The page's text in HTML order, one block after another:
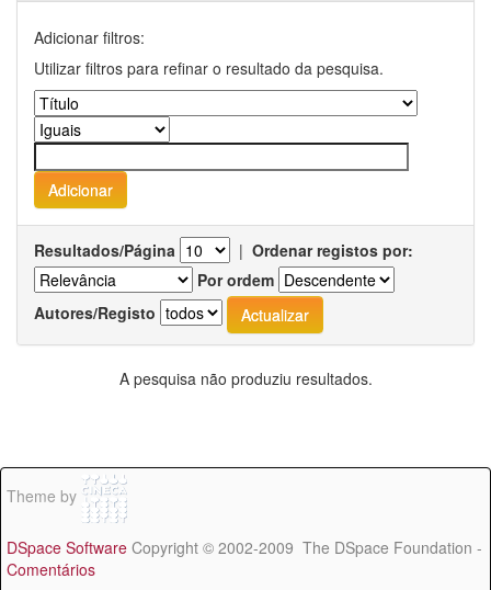
Adicionar filtros:
Utilizar filtros para refinar o resultado da pesquisa.
Resultados/Página | Ordenar registos por:
Por ordem
Autores/Registo
A pesquisa não produziu resultados.
Theme by
DSpace Software Copyright © 2002-2009 The DSpace Foundation -
Comentários